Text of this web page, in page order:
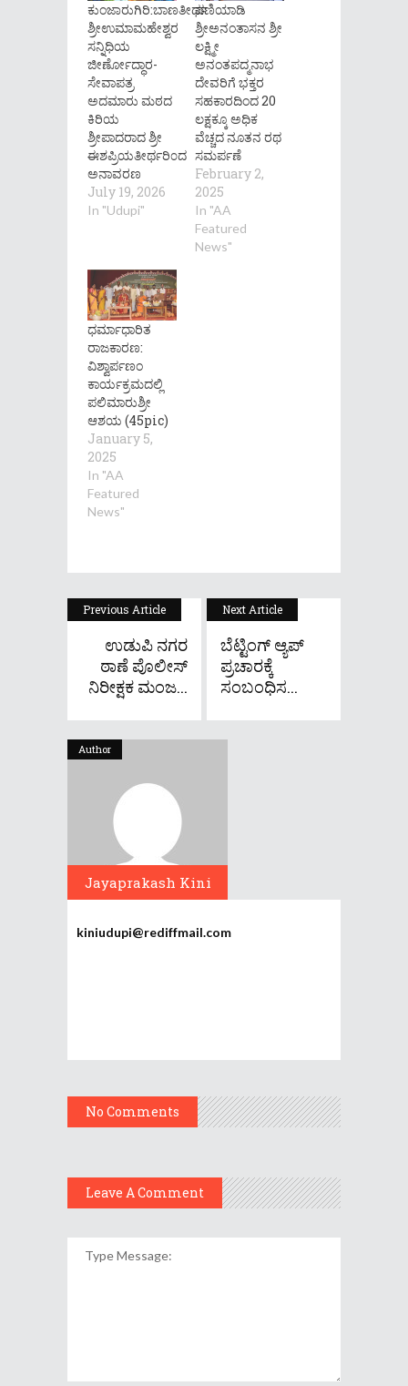
ಕುಂಜಾರುಗಿರಿ:ಬಾಣತೀರ್ಥ
ಶ್ರೀಉಮಾಮಹೇಶ್ವರ
ಸನ್ನಿಧಿಯ
ಜೀರ್ಣೋದ್ಧಾರ-
ಸೇವಾಪತ್ರ
ಅದಮಾರು ಮಠದ
ಕಿರಿಯ
ಶ್ರೀಪಾದರಾದ ಶ್ರೀ
ಈಶಪ್ರಿಯತೀರ್ಥರಿ೦ದ
ಅನಾವರಣ
July 19, 2026
In "Udupi"
ಪಣಿಯಾಡಿ
ಶ್ರೀಅನಂತಾಸನ ಶ್ರೀ
ಲಕ್ಷ್ಮೀ
ಅನಂತಪದ್ಮನಾಭ
ದೇವರಿಗೆ ಭಕ್ತರ
ಸಹಕಾರದಿಂದ 20
ಲಕ್ಷಕ್ಕೂ ಅಧಿಕ
ವೆಚ್ಚದ ನೂತನ ರಥ
ಸಮರ್ಪಣೆ
February 2,
2025
In "AA
Featured
News"
ಧರ್ಮಾಧಾರಿತ
ರಾಜಕಾರಣ:
ವಿಶ್ವಾರ್ಪಣಂ
ಕಾರ್ಯಕ್ರಮದಲ್ಲಿ
ಪಲಿಮಾರುಶ್ರೀ
ಆಶಯ (45pic)
January 5,
2025
In "AA
Featured
News"
Previous Article
ಉಡುಪಿ ನಗರ
ಠಾಣೆ ಪೊಲೀಸ್
ನಿರೀಕ್ಷಕ ಮಂಜ...
Next Article
ಬೆಟ್ಟಿಂಗ್ ಆ್ಯಪ್
ಪ್ರಚಾರಕ್ಕೆ
ಸಂಬಂಧಿಸ...
Author
Jayaprakash Kini
kiniudupi@rediffmail.com
No Comments
Leave A Comment